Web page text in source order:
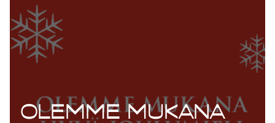
Olemme mukana